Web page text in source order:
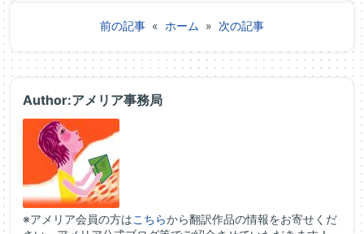
前の記事 « ホーム » 次の記事
Author:アメリア事務局
※アメリア会員の方はこちらから翻訳作品の情報をお寄せくだ